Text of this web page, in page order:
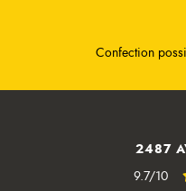
Confection
2487
9.7/10